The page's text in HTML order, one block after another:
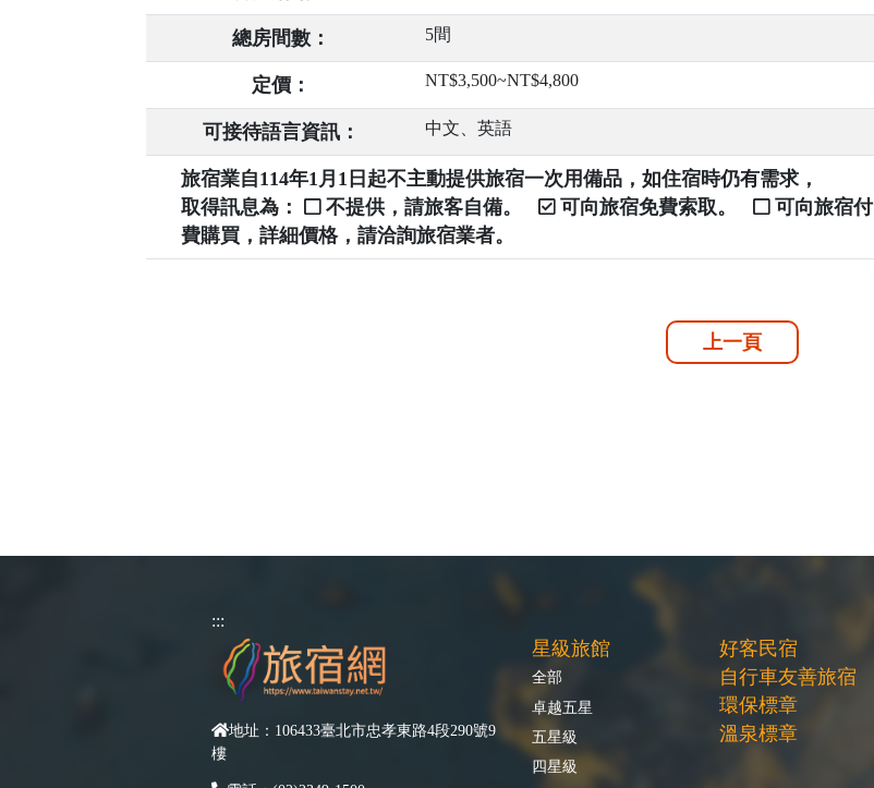
總房間數： 5間
定價： NT$3,500~NT$4,800
可接待語言資訊： 中文、英語
旅宿業自114年1月1日起不主動提供旅宿一次用備品，如住宿時仍有需求，
取得訊息為：
不提供，請旅客自備。 可向旅宿免費索取。
可向旅宿付
費購買，詳細價格，請洽詢旅宿業者。
上一頁
:::
地址：106433臺北市忠孝東路4段290號9
樓
星級旅館
全部
卓越五星
五星級
四星級
好客民宿
自行車友善旅宿
環保標章
溫泉標章